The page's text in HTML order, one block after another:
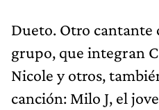
Dueto. Otro cantante
grupo, que integran
Nicole y otros,
canción: Milo J, el